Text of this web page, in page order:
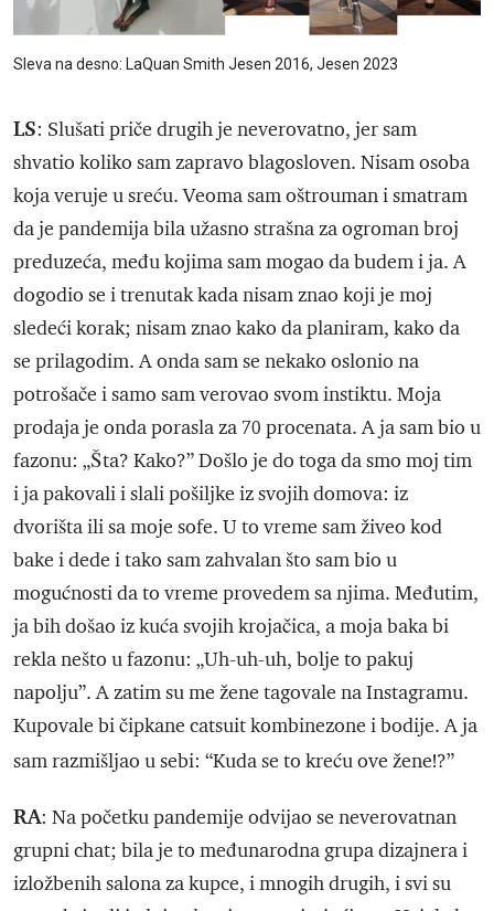
Sleva na desno: LaQuan Smith Jesen 2016, Jesen 2023
LS: Slušati priče drugih je neverovatno, jer sam
shvatio koliko sam zapravo blagosloven. Nisam osoba
koja veruje u sreću. Veoma sam oštrouman i smatram
da je pandemija bila užasno strašna za ogroman broj
preduzeća, među kojima sam mogao da budem i ja. A
dogodio se i trenutak kada nisam znao koji je moj
sledeći korak; nisam znao kako da planiram, kako da
se prilagodim. A onda sam se nekako oslonio na
potrošače i samo sam verovao svom instiktu. Moja
prodaja je onda porasla za 70 procenata. A ja sam bio u
fazonu: „Šta? Kako?” Došlo je do toga da smo moj tim
i ja pakovali i slali pošiljke iz svojih domova: iz
dvorišta ili sa moje sofe. U to vreme sam živeo kod
bake i dede i tako sam zahvalan što sam bio u
mogućnosti da to vreme provedem sa njima. Međutim,
ja bih došao iz kuća svojih krojačica, a moja baka bi
rekla nešto u fazonu: „Uh-uh-uh, bolje to pakuj
napolju”. A zatim su me žene tagovale na Instagramu.
Kupovale bi čipkane catsuit kombinezone i bodije. A ja
sam razmišljao u sebi: “Kuda se to kreću ove žene!?”
RA: Na početku pandemije odvijao se neverovatnan
grupni chat; bila je to međunarodna grupa dizajnera i
izložbenih salona za kupce, i mnogih drugih, i svi su